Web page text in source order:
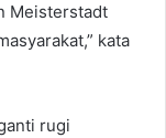
Meisterstadt
kata
rugi